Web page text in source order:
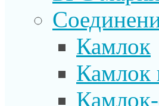
Камлок
Камлок